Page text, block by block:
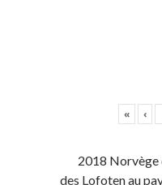
« ‹
2018 Norvège
des Lofoten au